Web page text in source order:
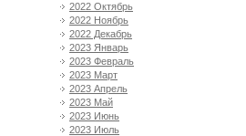
2022 Октябрь
2022 Ноябрь
2022 Декабрь
2023 Январь
2023 Февраль
2023 Март
2023 Апрель
2023 Май
2023 Июнь
2023 Июль